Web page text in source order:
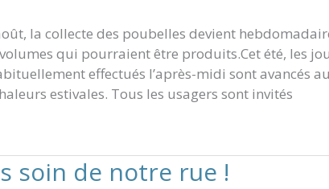
la collecte des poubelles devient
qui pourraient être produits.Cet été, les
effectués l’après-midi sont avancés
estivales. Tous les usagers sont invités
soin de notre rue !